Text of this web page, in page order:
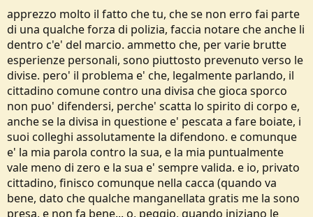
P.s. ritengo che "libelli" del genere possano creare notevoli problemi
anche ai cacciatori, non sia mai che qualche animalista se lo porti
appresso per inventare nuovi modi per dare fastidio...
apprezzo molto il fatto che tu, che se non erro fai parte
di una qualche forza di polizia, faccia notare che anche li
dentro c'e' del marcio. ammetto che, per varie brutte
esperienze personali, sono piuttosto prevenuto verso le
divise. pero' il problema e' che, legalmente parlando, il
cittadino comune contro una divisa che gioca sporco
non puo' difendersi, perche' scatta lo spirito di corpo e,
anche se la divisa in questione e' pescata a fare boiate, i
suoi colleghi assolutamente la difendono. e comunque
e' la mia parola contro la sua, e la mia puntualmente
vale meno di zero e la sua e' sempre valida. e io, privato
cittadino, finisco comunque nella cacca (quando va
bene, dato che qualche manganellata gratis me la sono
presa, e non fa bene... o, peggio, quando iniziano le